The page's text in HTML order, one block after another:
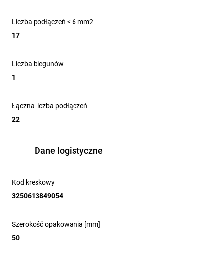
Liczba podłączeń < 6 mm2
17
Liczba biegunów
1
Łączna liczba podłączeń
22
Dane logistyczne
Kod kreskowy
3250613849054
Szerokość opakowania [mm]
50